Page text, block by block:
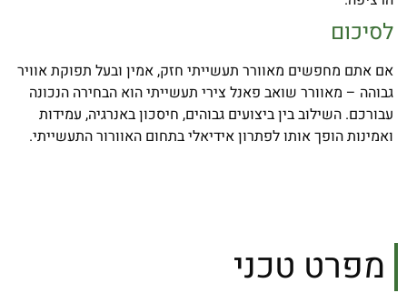
לסיכום
אם אתם מחפשים מאוורר תעשייתי חזק, אמין ובעל תפוקת אוויר
גבוהה – מאוורר שואב פאנל צירי תעשייתי הוא הבחירה הנכונה
עבורכם. השילוב בין ביצועים גבוהים, חיסכון באנרגיה, עמידות
ואמינות הופך אותו לפתרון אידיאלי בתחום האוורור התעשייתי.
מפרט טכני